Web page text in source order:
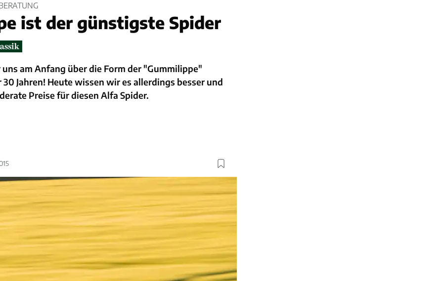
ist der günstigste Spider
am Anfang über die Form der "Gummilippe"
Jahren! Heute wissen wir es allerdings besser und
Preise für diesen Alfa Spider.